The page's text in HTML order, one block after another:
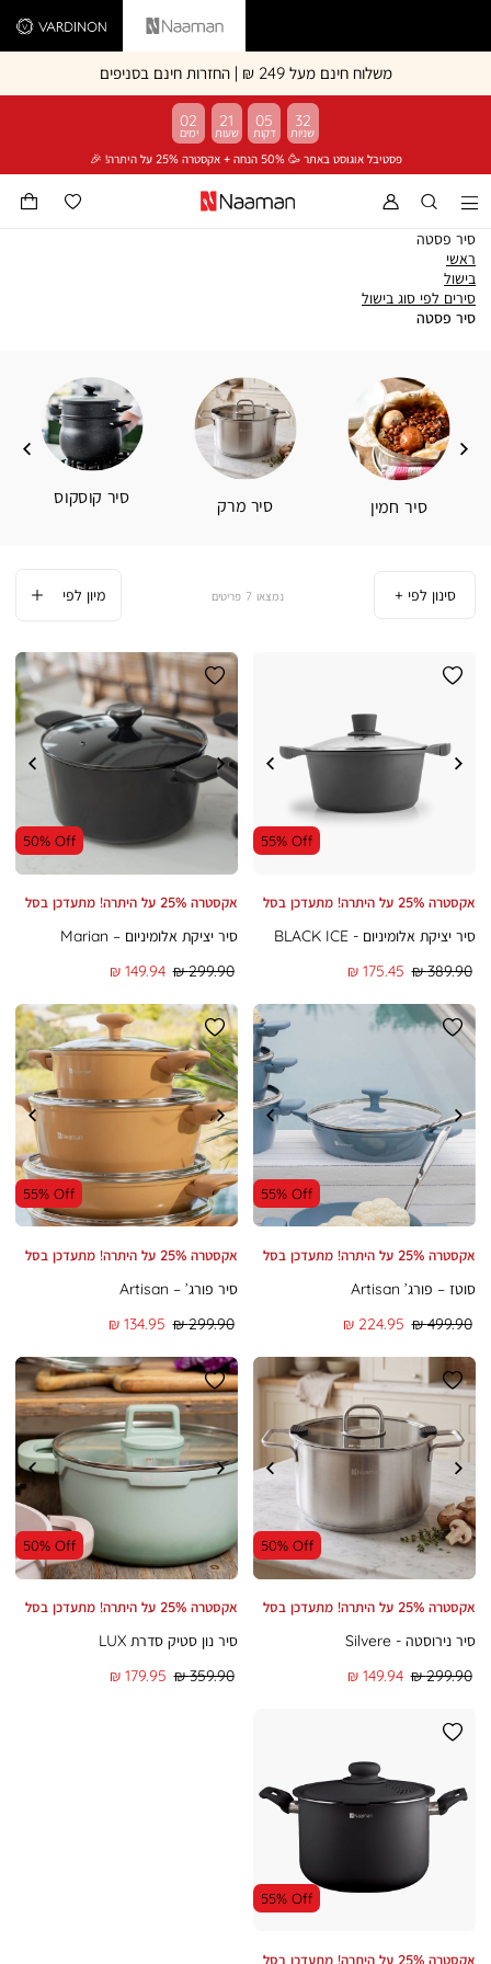
Vardinon Naaman
משלוח חינם מעל 249 ₪ | החזרות חינם בסניפים
פסטיבל אוגוסט באתר 🥳 50% הנחה + אקסטרה 25% על היתרה! 🎉
02 21 05 32
סיר פסטה
ראשי
בישולבישול
סירים לפי סוג בישולסירים
סיר פסטהסיר
סיר קוסקוס סיר מרק סיר חמין
סינון לפי 7 פריטים
55% Off
אקסטרה 25% על היתרה! מתעדכן בסל
סיר יציקת אלומיניום - BLACK ICE
מחיר
175.45 ₪
מחיר
389.90 ₪
50% Off
אקסטרה 25% על היתרה! מתעדכן בסל
סיר יציקת אלומיניום – Marian
מחיר
149.94 ₪
מחיר
299.90 ₪
55% Off
אקסטרה 25% על היתרה! מתעדכן בסל
סוטז – פורג’ Artisan
מחיר
224.95 ₪
מחיר
499.90 ₪
55% Off
אקסטרה 25% על היתרה! מתעדכן בסל
סיר פורג’ – Artisan
מחיר
134.95 ₪
מחיר
299.90 ₪
50% Off
אקסטרה 25% על היתרה! מתעדכן בסל
סיר נירוסטה - Silvere
מחיר
149.94 ₪
מחיר
299.90 ₪
50% Off
אקסטרה 25% על היתרה! מתעדכן בסל
סיר נון סטיק סדרת LUX
מחיר
179.95 ₪
מחיר
359.90 ₪
55% Off
אקסטרה 25% על היתרה! מתעדכן בסל